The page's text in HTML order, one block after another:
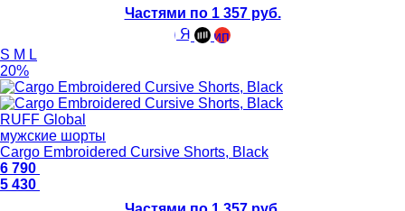
Частями по 1 357 руб.
S M L
20%
RUFF Global
мужские шорты
Cargo Embroidered Cursive Shorts, Black
6 790
5 430